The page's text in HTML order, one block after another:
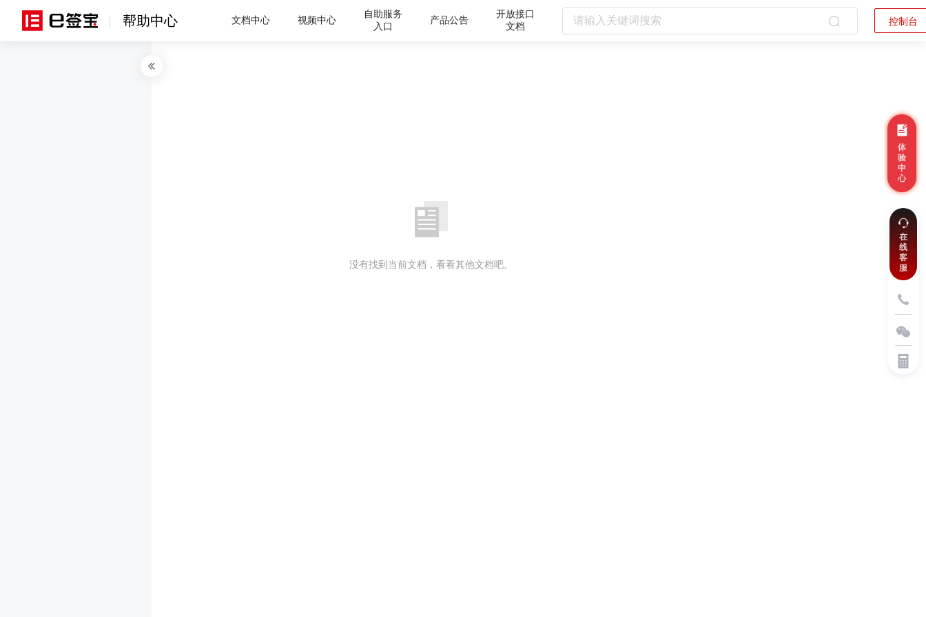
| 帮助中心 文档中心 视频中心
自助服务
入口
产品公告
开放接口
文档
控制台
体
验
中
心
在
线
客
服
没有找到当前文档，看看其他文档吧。